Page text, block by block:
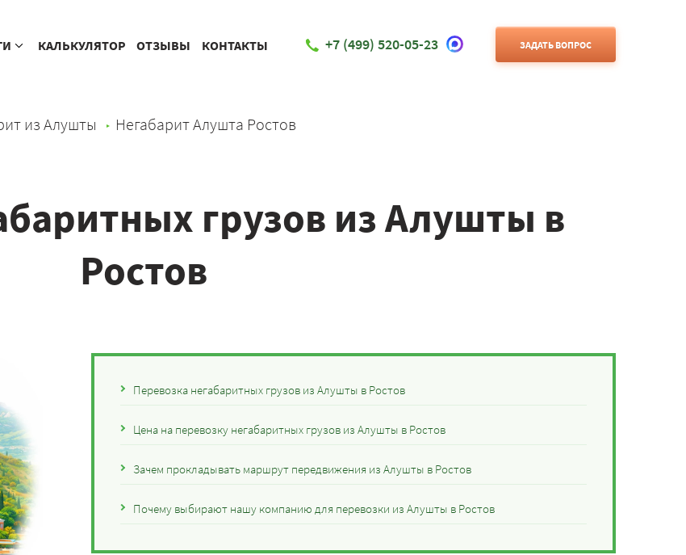
КАЛЬКУЛЯТОР ОТЗЫВЫ КОНТАКТЫ +7 (499) 520-05-23 ЗАДАТЬ ВОПРОС
из Алушты Негабарит Алушта Ростов
грузов из Алушты в
Ростов
Перевозка негабаритных грузов из Алушты в Ростов
Цена на перевозку негабаритных грузов из Алушты в Ростов
Зачем прокладывать маршрут передвижения из Алушты в Ростов
Почему выбирают нашу компанию для перевозки из Алушты в Ростов